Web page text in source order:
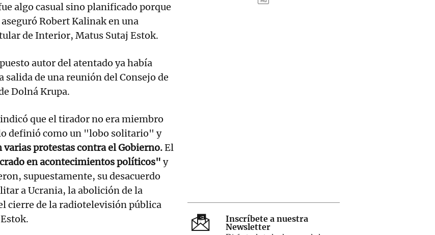
algo casual sino planificado porque
Robert Kalinak en una
de Interior, Matus Sutaj Estok.
autor del atentado ya había
salida de una reunión del Consejo de
Dolná Krupa.
que el tirador no era miembro
definió como un "lobo solitario" y
protestas contra el Gobierno.El
en acontecimientos políticos" y
supuestamente, su desacuerdo
a Ucrania, la abolición de la
cierre de la radiotelevisión pública
Inscríbete a nuestra
Newsletter